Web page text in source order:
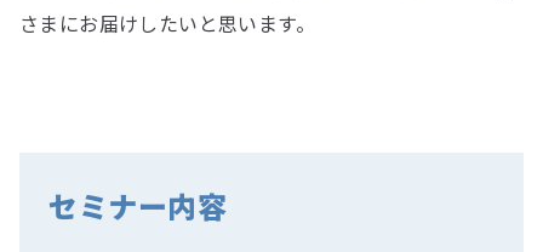
さまにお届けしたいと思います。
セミナー内容